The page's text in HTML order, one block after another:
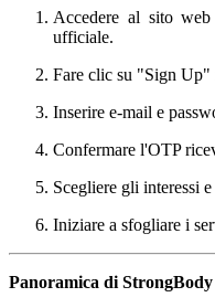
Accedere al sito
ufficiale.
Fare clic su "Sign Up"
Inserire e-mail e
Confermare l'OTP
Scegliere gli interessi
Iniziare a sfogliare i
Panoramica di